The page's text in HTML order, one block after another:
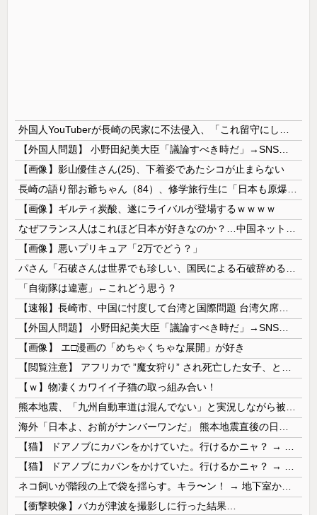
【画像】影山優佳さん(25)、下着姿であたシコが止まらない
【画像】ギルティ炭酸、遂にライバルが登場するｗｗｗｗ
【画像】悪いプリキュア「2万でどう？」
「自衛隊は違憲」←これどう思う？
【画像】 エ□漫画の「めちゃくちゃな展開」が好き
【ｗ】物凄くカワイイ子猫の取っ組み合い！
【衝撃映像】バカが津波を撮影しに行った結果…